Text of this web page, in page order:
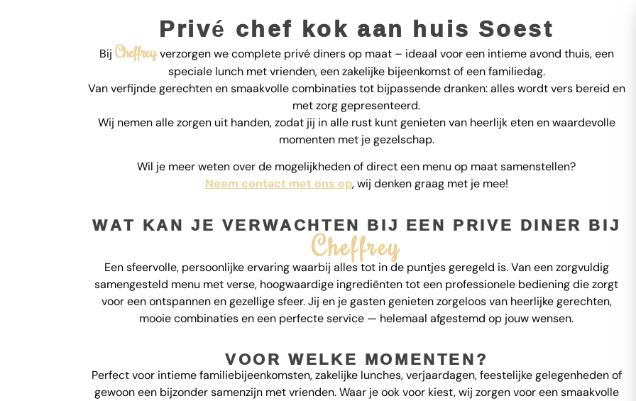
Privé chef kok aan huis Soest
Bij Cheffreyverzorgen we complete privé diners op maat – ideaal voor een intieme avond thuis, een
speciale lunch met vrienden, een zakelijke bijeenkomst of een familiedag.
Van verfijnde gerechten en smaakvolle combinaties tot bijpassende dranken: alles wordt vers bereid en
met zorg gepresenteerd.
Wij nemen alle zorgen uit handen, zodat jij in alle rust kunt genieten van heerlijk eten en waardevolle
momenten met je gezelschap.
Wil je meer weten over de mogelijkheden of direct een menu op maat samenstellen?
Neem contact met ons op, wij denken graag met je mee!
WAT KAN JE VERWACHTEN BIJ EEN PRIVE DINER BIJ
Cheffrey
Een sfeervolle, persoonlijke ervaring waarbij alles tot in de puntjes geregeld is. Van een zorgvuldig
samengesteld menu met verse, hoogwaardige ingrediënten tot een professionele bediening die zorgt
voor een ontspannen en gezellige sfeer. Jij en je gasten genieten zorgeloos van heerlijke gerechten,
mooie combinaties en een perfecte service — helemaal afgestemd op jouw wensen.
VOOR WELKE MOMENTEN?
Perfect voor intieme familiebijeenkomsten, zakelijke lunches, verjaardagen, feestelijke gelegenheden of
gewoon een bijzonder samenzijn met vrienden. Waar je ook voor kiest, wij zorgen voor een smaakvolle